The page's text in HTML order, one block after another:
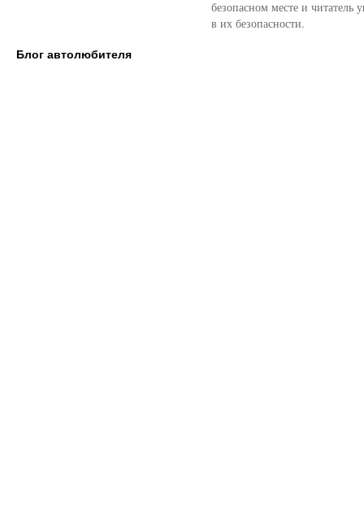
безопасном месте и читатель
в их безопасности.
Блог автолюбителя